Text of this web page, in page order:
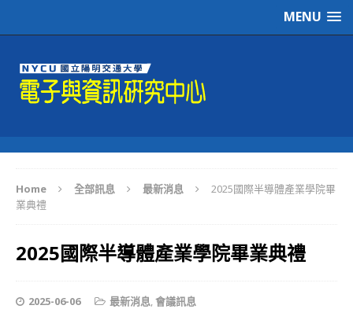
MENU
Home 全部訊息 最新消息
2025國際半導體產業學院畢
業典禮
2025國際半導體產業學院畢業典禮
2025-06-06 最新消息,會議訊息